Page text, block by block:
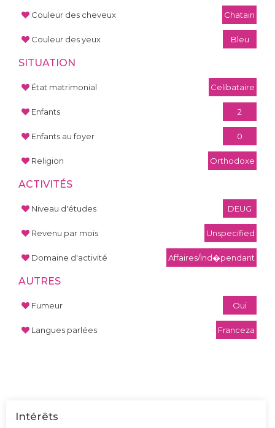
Couleur des cheveux Chatain
Couleur des yeux Bleu
SITUATION
État matrimonial Celibataire
Enfants 2
Enfants au foyer 0
Religion Orthodoxe
ACTIVITÉS
Niveau d'études DEUG
Revenu par mois Unspecified
Domaine d'activité Affaires/Ind�pendant
AUTRES
Fumeur Oui
Langues parlées Franceza
Intérêts